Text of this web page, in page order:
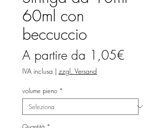
60ml con
beccuccio
A partire da 1,05€
IVA inclusa | zzgl. Versand
volume pieno *